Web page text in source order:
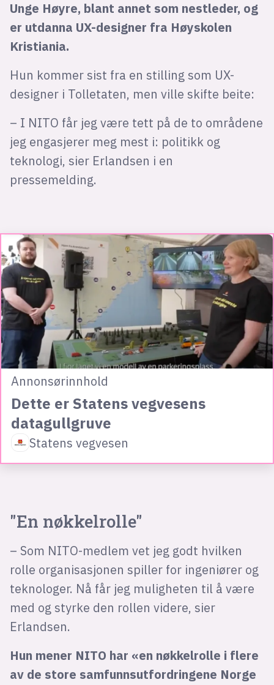
Unge Høyre, blant annet som nestleder, og
er utdanna UX-designer fra Høyskolen
Kristiania.
Hun kommer sist fra en stilling som UX-
designer i Tolletaten, men ville skifte beite:
– I NITO får jeg være tett på de to områdene
jeg engasjerer meg mest i: politikk og
teknologi, sier Erlandsen i en
pressemelding.
Annonsørinnhold
Dette er Statens vegvesens
datagullgruve
Statens vegvesen
"En nøkkelrolle"
– Som NITO-medlem vet jeg godt hvilken
rolle organisasjonen spiller for ingeniører og
teknologer. Nå får jeg muligheten til å være
med og styrke den rollen videre, sier
Erlandsen.
Hun mener NITO har «en nøkkelrolle i flere
av de store samfunnsutfordringene Norge